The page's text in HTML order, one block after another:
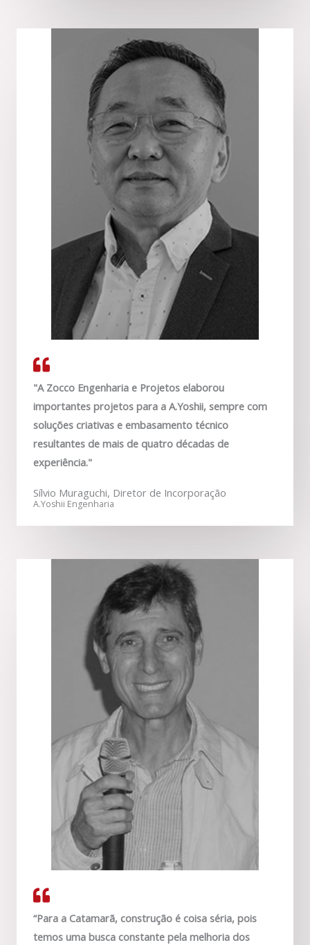
"A Zocco Engenharia e Projetos elaborou
importantes projetos para a A.Yoshii, sempre com
soluções criativas e embasamento técnico
resultantes de mais de quatro décadas de
experiência."
Sílvio Muraguchi, Diretor de Incorporação
A.Yoshii Engenharia
“Para a Catamarã, construção é coisa séria, pois
temos uma busca constante pela melhoria dos